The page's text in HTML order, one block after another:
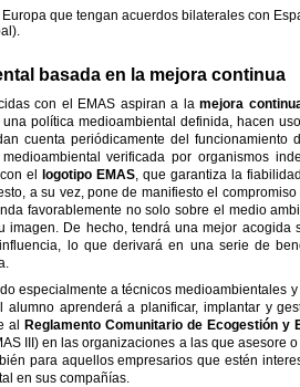
que tengan acuerdos bilaterales con
basada en la mejora continua
con el EMAS aspiran a lamejora
política medioambiental definida, hacen
cuenta periódicamente del funcionamiento
verificada por organismos
el logotipo EMAS, que garantiza la
a su vez, pone de manifiesto el
favorablemente no solo sobre el medio
imagen. De hecho, tendrá una mejor acogida
lo que derivará en una serie de
especialmente a técnicos medioambientales
aprenderá a planificar, implantar y
al
Reglamento Comunitario de Ecogestión y
III) en las organizaciones a las que asesore
para aquellos empresarios que estén
en sus compañías.